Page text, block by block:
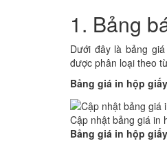
1. Bảng
Dưới đây là bảng
được phân loại theo
Bảng giá in hộp
Cập nhật bảng giá in
Bảng giá in hộp